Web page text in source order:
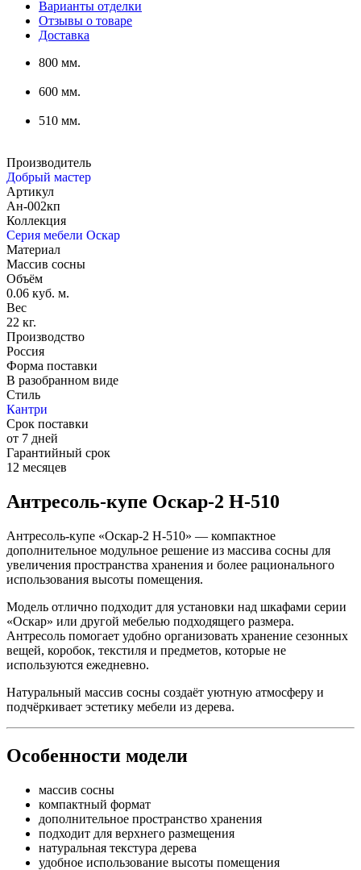
Варианты отделки
Отзывы о товаре
Доставка
800 мм.
600 мм.
510 мм.
Производитель
Добрый мастер
Артикул
Ан-002кп
Коллекция
Серия мебели Оскар
Материал
Массив сосны
Объём
0.06 куб. м.
Вес
22 кг.
Производство
Россия
Форма поставки
В разобранном виде
Стиль
Кантри
Срок поставки
от 7 дней
Гарантийный срок
12 месяцев
Антресоль-купе Оскар-2 Н-510
Антресоль-купе «Оскар-2 Н-510» — компактное
дополнительное модульное решение из массива сосны для
увеличения пространства хранения и более рационального
использования высоты помещения.
Модель отлично подходит для установки над шкафами серии
«Оскар» или другой мебелью подходящего размера.
Антресоль помогает удобно организовать хранение сезонных
вещей, коробок, текстиля и предметов, которые не
используются ежедневно.
Натуральный массив сосны создаёт уютную атмосферу и
подчёркивает эстетику мебели из дерева.
Особенности модели
массив сосны
компактный формат
дополнительное пространство хранения
подходит для верхнего размещения
натуральная текстура дерева
удобное использование высоты помещения